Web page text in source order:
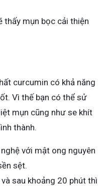
thấy mụn bọc cải thiện
curcumin có khả năng
Vì thế bạn có thể sử
mụn cũng như se khít
thành.
với mật ong nguyên
sệt.
sau khoảng 20 phút thì